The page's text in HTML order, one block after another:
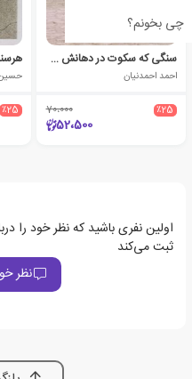
چی بخونم؟
سنگی که سکوت در دهانش دارد
احمد احمدنیان
٪25 70،000
52،500
حسین
٪25
اولین نفری باشید که نظر خود را
ثبت می‌کند
نظر